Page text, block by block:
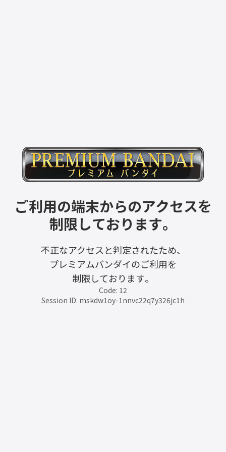
ご利用の端末からのアクセスを
制限しております。
不正なアクセスと判定されたため、
プレミアムバンダイのご利用を
制限しております。
Code: 12
Session ID: mskdw1oy-1nnvc22q7y326jc1h